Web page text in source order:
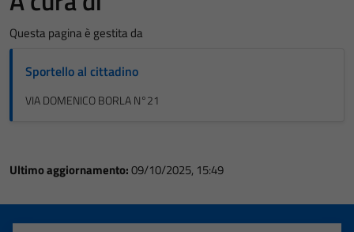
Questa pagina è gestita da
Sportello al cittadino
VIA DOMENICO BORLA N°21
Ultimo aggiornamento:09/10/2025, 15:49